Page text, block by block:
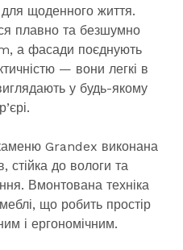
щоденного життя.
плавно та безшумно
а фасади поєднують
— вони легкі в
у будь-якому
Grandex виконана
стійка до вологи та
Вмонтована техніка
що робить простір
і ергономічним.